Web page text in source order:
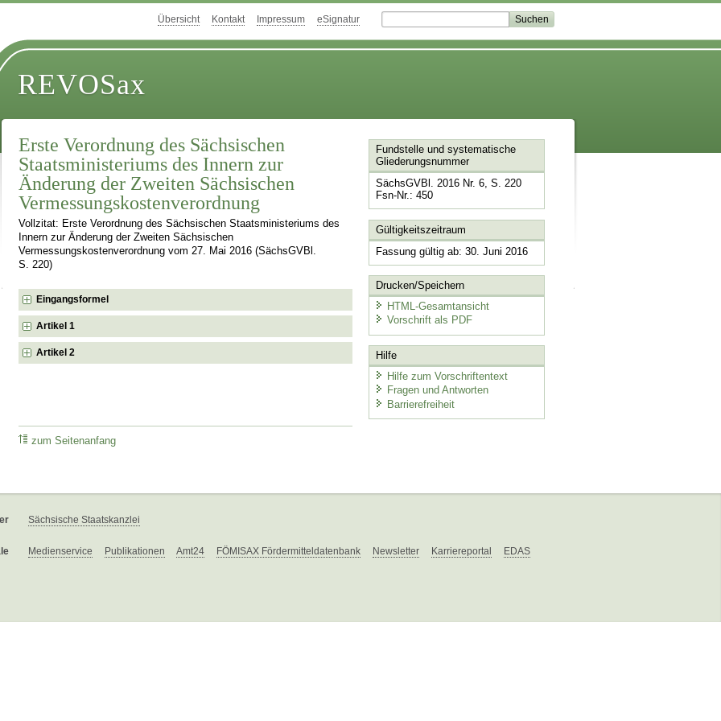
Übersicht Kontakt Impressum eSignatur
REVOSax
Erste Verordnung des Sächsischen
Staatsministeriums des Innern zur
Änderung der Zweiten Sächsischen
Vermessungskostenverordnung
Vollzitat: Erste Verordnung des Sächsischen Staatsministeriums des
Innern zur Änderung der Zweiten Sächsischen
Vermessungskostenverordnung vom 27. Mai 2016 (SächsGVBl.
S. 220)
Eingangsformel
Artikel 1
Artikel 2
zum Seitenanfang
Fundstelle und systematische
Gliederungsnummer
SächsGVBl. 2016 Nr. 6, S. 220
Fsn-Nr.: 450
Gültigkeitszeitraum
Fassung gültig ab: 30. Juni 2016
Drucken/Speichern
HTML-Gesamtansicht
Vorschrift als PDF
Hilfe
Hilfe zum Vorschriftentext
Fragen und Antworten
Barrierefreiheit
Sächsische Staatskanzlei
Medienservice Publikationen Amt24 FÖMISAX Fördermitteldatenbank Newsletter Karriereportal EDAS